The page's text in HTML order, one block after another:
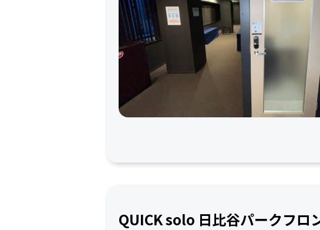
QUICK solo 日比谷パークフロ